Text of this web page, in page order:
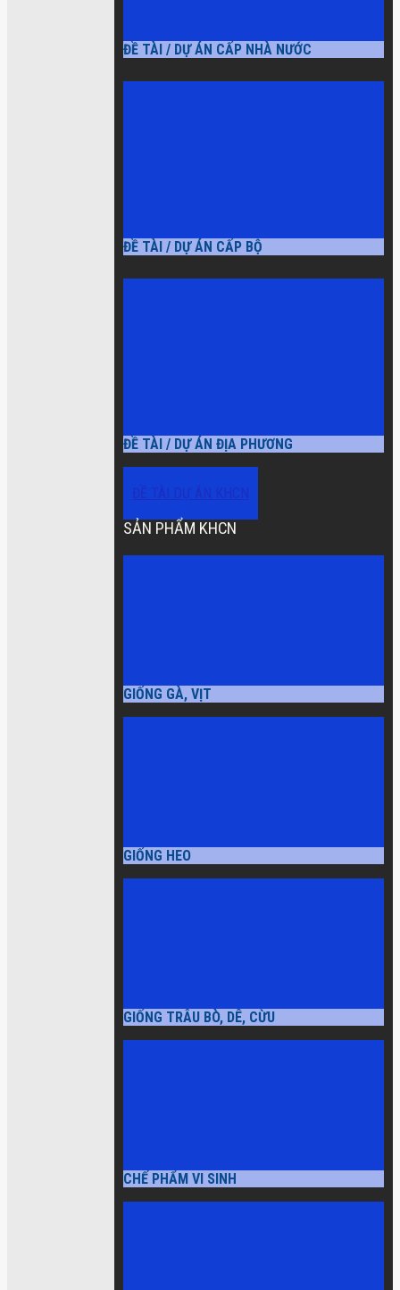
ĐỀ TÀI / DỰ ÁN CẤP NHÀ NƯỚC
ĐỀ TÀI / DỰ ÁN CẤP BỘ
ĐỀ TÀI / DỰ ÁN ĐỊA PHƯƠNG
SẢN PHẨM KHCN
GIỐNG GÀ, VỊT
GIỐNG HEO
GIỐNG TRÂU BÒ, DÊ, CỪU
CHẾ PHẨM VI SINH